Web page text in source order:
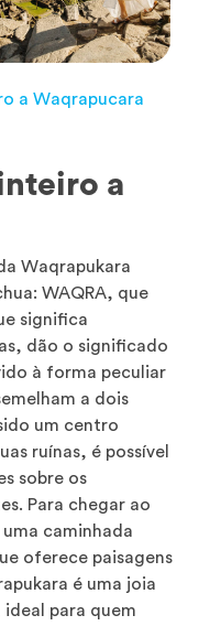
a Waqrapucara
a
Waqrapukara
WAQRA, que
significa
dão o significado
à forma peculiar
a dois
um centro
ruínas, é possível
sobre os
Para chegar ao
caminhada
oferece paisagens
é uma joia
para quem